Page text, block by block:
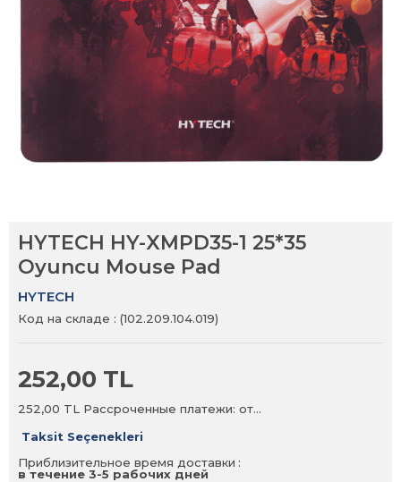
HYTECH HY-XMPD35-1 25*35
Oyuncu Mouse Pad
HYTECH
Код на складе (102.209.104.019)
252,00 TL
252,00 TL Рассроченные платежи: от…
Taksit Seçenekleri
Приблизительное время доставки :
в течение 3-5 рабочих дней